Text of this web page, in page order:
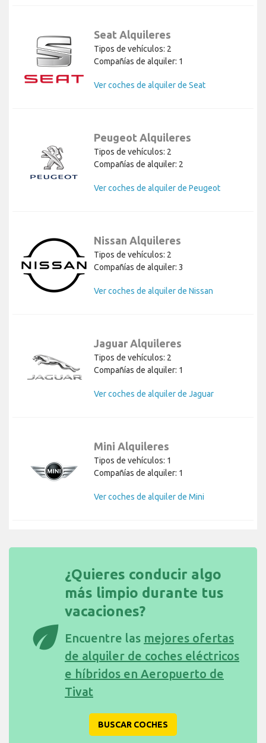
Seat Alquileres
Tipos de vehículos: 2
Compañías de alquiler: 1
Ver coches de alquiler de Seat
Peugeot Alquileres
Tipos de vehículos: 2
Compañías de alquiler: 2
Ver coches de alquiler de Peugeot
Nissan Alquileres
Tipos de vehículos: 2
Compañías de alquiler: 3
Ver coches de alquiler de Nissan
Jaguar Alquileres
Tipos de vehículos: 2
Compañías de alquiler: 1
Ver coches de alquiler de Jaguar
Mini Alquileres
Tipos de vehículos: 1
Compañías de alquiler: 1
Ver coches de alquiler de Mini
eco
¿Quieres conducir algo
más limpio durante tus
vacaciones?
Encuentre las mejores ofertas
de alquiler de coches eléctricos
e híbridos en Aeropuerto de
Tivat
BUSCAR COCHES